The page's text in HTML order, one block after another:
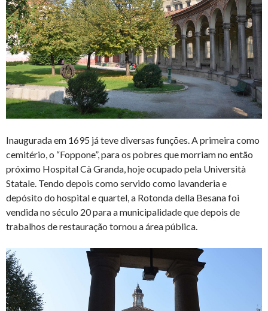
Inaugurada em 1695 já teve diversas funções. A primeira como
cemitério, o “Foppone”, para os pobres que morriam no então
próximo Hospital Cà Granda, hoje ocupado pela Università
Statale. Tendo depois como servido como lavanderia e
depósito do hospital e quartel, a Rotonda della Besana foi
vendida no século 20 para a municipalidade que depois de
trabalhos de restauração tornou a área pública.